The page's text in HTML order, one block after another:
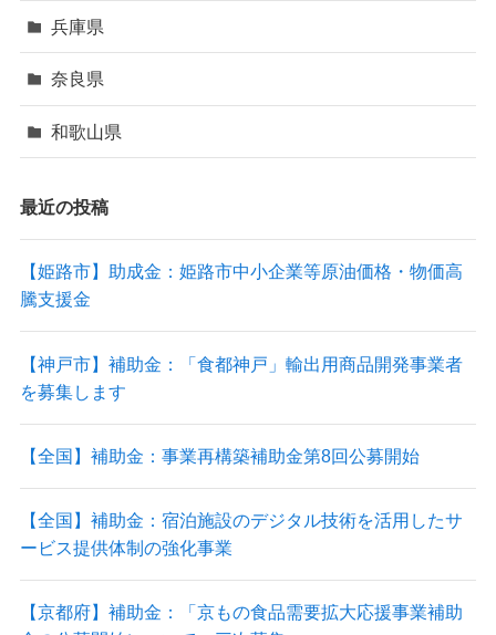
兵庫県
奈良県
和歌山県
最近の投稿
【姫路市】助成金：姫路市中小企業等原油価格・物価高
騰支援金
【神戸市】補助金：「食都神戸」輸出用商品開発事業者
を募集します
【全国】補助金：事業再構築補助金第8回公募開始
【全国】補助金：宿泊施設のデジタル技術を活用したサ
ービス提供体制の強化事業
【京都府】補助金：「京もの食品需要拡大応援事業補助